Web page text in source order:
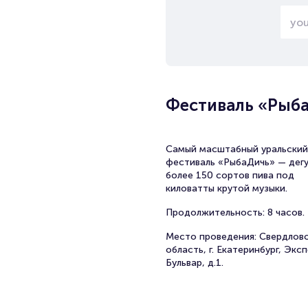
Фестиваль
Самый масштабный уральский
фестиваль «РыбаДичь» —
более 150 сортов пива под
киловатты крутой музыки.
Продолжительность: 8 часов.
Место проведения:
область, г. Екатеринбург,
Бульвар, д.1.